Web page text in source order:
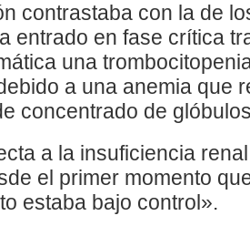
contrastaba con la de
entrado en fase crítica
una
a una anemia que
concentrado de
a la insuficiencia
el primer momento
estaba bajo control».